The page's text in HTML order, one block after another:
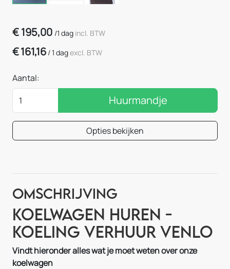
€195,00 /1 dag incl. BTW
€161,16 /1 dagexcl. BTW
Aantal:
Huurmandje
Opties bekijken
Omschrijving
Koelwagen Huren -
Koeling Verhuur Venlo
Vindt hieronder alles wat je moet weten over onze
koelwagen